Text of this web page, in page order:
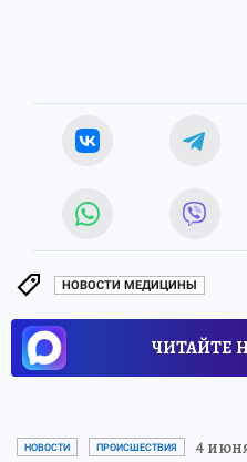
НОВОСТИ МЕДИЦИНЫ
ЧИТАЙТЕ
НОВОСТИ ПРОИСШЕСТВИЯ 4